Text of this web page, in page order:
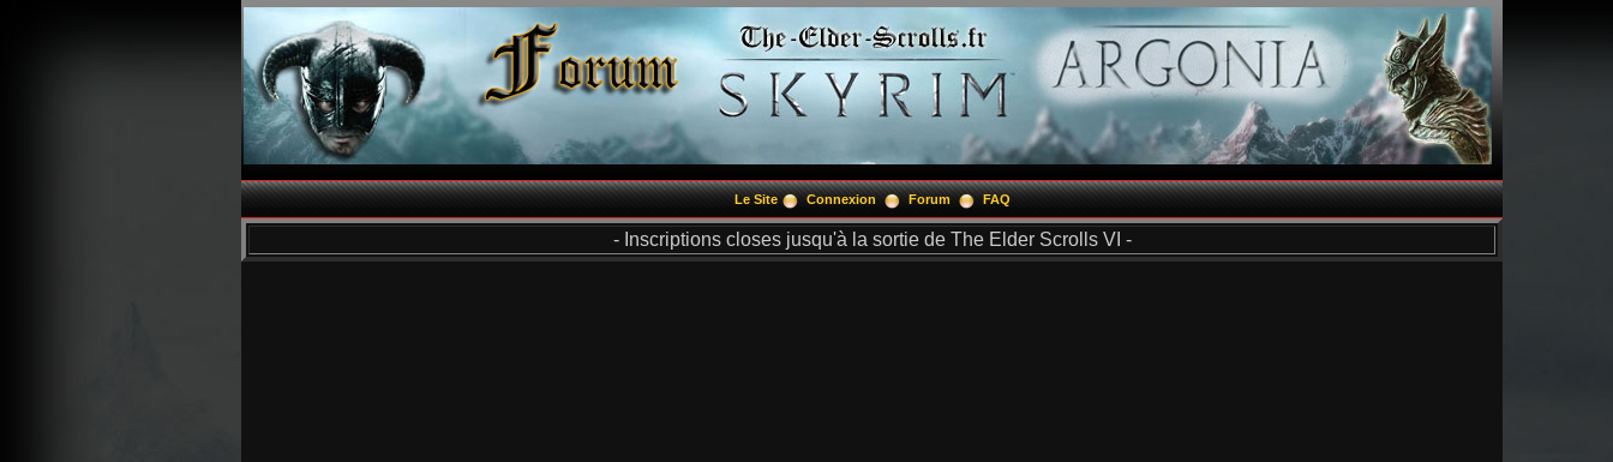
Le Site Connexion Forum FAQ
- Inscriptions closes jusqu'à la sortie de The Elder Scrolls VI -